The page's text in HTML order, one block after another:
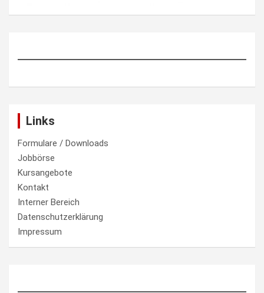
Links
Formulare / Downloads
Jobbörse
Kursangebote
Kontakt
Interner Bereich
Datenschutzerklärung
Impressum